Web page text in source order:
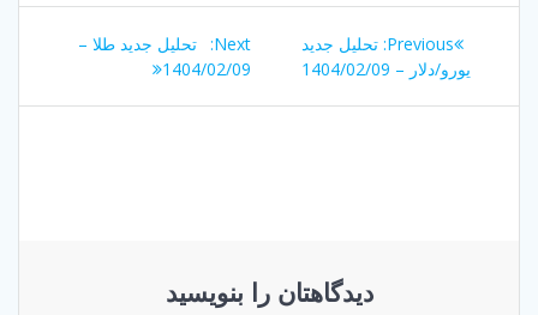
راهبری
نوشته
Previous:
Previous
post:
تحلیل جدید
یورو/دلار – 1404/02/09
Next:
Next
post:
تحلیل جدید طلا –
1404/02/09
دیدگاهتان را بنویسید